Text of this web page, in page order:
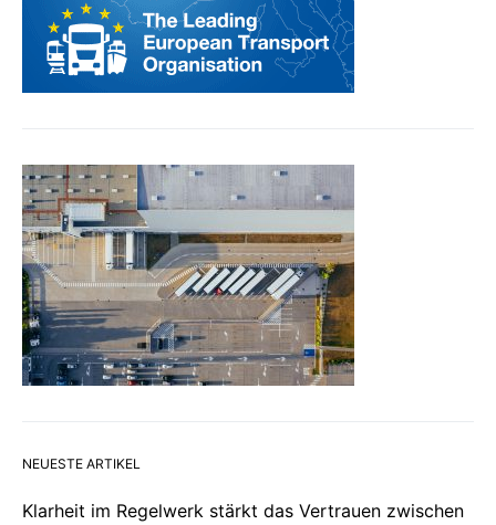
NEUESTE ARTIKEL
Klarheit im Regelwerk stärkt das Vertrauen zwischen